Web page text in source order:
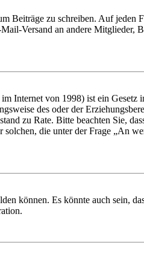
Beiträge zu schreiben. Auf jeden
Versand an andere Mitglieder,
Internet von 1998) ist ein Gesetz
des oder der
zu Rate. Bitte beachten Sie,
die unter der Frage „An
können. Es könnte auch sein,